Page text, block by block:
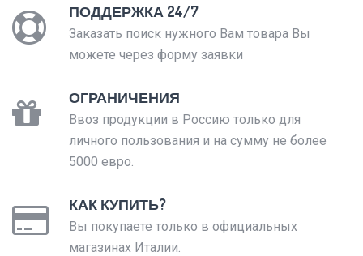
ПОДДЕРЖКА 24/7
Заказать поиск нужного Вам товара Вы
можете через форму заявки
ОГРАНИЧЕНИЯ
Ввоз продукции в Россию только для
личного пользования и на сумму не более
5000 евро.
КАК КУПИТЬ?
Вы покупаете только в официальных
магазинах Италии.